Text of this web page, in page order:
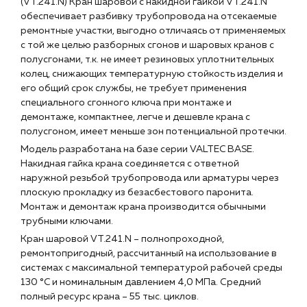
(VT.241.N) Кран шаровой с накидной гайкой VT.241.N
обеспечивает разбивку трубопровода на отсекаемые
ремонтные участки, выгодно отличаясь от применяемых
с той же целью разборных сгонов и шаровых кранов с
полусгонами, т.к. не имеет резиновых уплотнительных
колец, снижающих температурную стойкость изделия и
его общий срок службы, не требует применения
специального сгонного ключа при монтаже и
демонтаже, компактнее, легче и дешевле крана с
полусгоном, имеет меньше зон потенциальной протечки.
Модель разработана на базе серии VALTEC BASE.
Накидная гайка крана соединяется с ответной
наружной резьбой трубопровода или арматуры через
плоскую прокладку из безасбестового паронита.
Монтаж и демонтаж крана производится обычными
трубными ключами.
Кран шаровой VT.241.N – полнопроходной,
ремонтопригодный, рассчитанный на использование в
системах с максимальной температурой рабочей среды
130 °C и номинальным давлением 4,0 МПа. Средний
полный ресурс крана – 55 тыс. циклов.